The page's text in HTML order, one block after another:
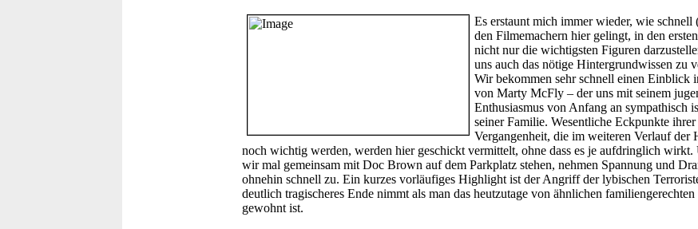
Es erstaunt mich immer wieder, wie schnell
den Filmemachern hier gelingt, in den
nicht nur die wichtigsten Figuren
uns auch das nötige Hintergrundwissen zu
Wir bekommen sehr schnell einen Einblick
von Marty McFly – der uns mit seinem
Enthusiasmus von Anfang an sympathisch
seiner Familie. Wesentliche Eckpunkte ihrer
Vergangenheit, die im weiteren Verlauf der
noch wichtig werden, werden hier geschickt vermittelt, ohne dass es je aufdringlich wirkt.
wir mal gemeinsam mit Doc Brown auf dem Parkplatz stehen, nehmen Spannung und
ohnehin schnell zu. Ein kurzes vorläufiges Highlight ist der Angriff der lybischen
deutlich tragischeres Ende nimmt als man das heutzutage von ähnlichen
gewohnt ist.